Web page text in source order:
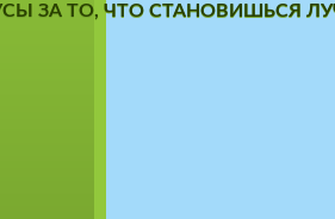
ЗА ТО, ЧТО СТАНОВИШЬСЯ